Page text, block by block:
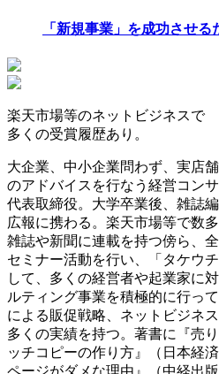
「新規事業」を成功させ
楽天市場等のネットビジネスで
多くの受賞履歴あり。
大企業、中小企業問わず、実店
のアドバイスを行なう経営コン
代表取締役。大学卒業後、雑誌
広報に携わる。楽天市場等で数
雑誌や新聞に連載を持つ傍ら、
セミナー活動を行い、「タケウ
して、多くの経営者や起業家に
ルティング事業を積極的に行っ
による販促戦略、ネットビジネ
多くの実績を持つ。著書に『売
ッチコピーの作り方』（日本経